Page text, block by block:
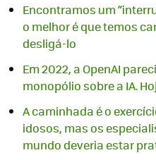
Encontramos um
o melhor é que temos
desligá-lo
Em 2022, a OpenAI
monopólio sobre a IA.
A caminhada é o
idosos, mas os
mundo deveria estar